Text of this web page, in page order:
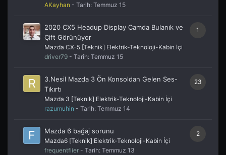
AKayhan - Tarih: Temmuz 15
1
2020 CX5 Headup Display Camda Bulanık ve
Çift Görünüyor
Mazda CX-5 [Teknik] Elektrik-Teknoloji-Kabin İçi
driver79 - Tarih: Temmuz 15
23
3.Nesil Mazda 3 Ön Konsoldan Gelen Ses-
Tıkırtı
Mazda 3 [Teknik] Elektrik-Teknoloji-Kabin İçi
razumuhin - Tarih: Temmuz 14
2
Mazda 6 bağaj sorunu
Mazda6 [Teknik] Elektrik-Teknoloji-Kabin İçi
frequentflier - Tarih: Temmuz 13